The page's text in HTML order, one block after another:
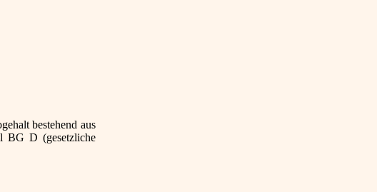
bestehend aus
BG D (gesetzliche